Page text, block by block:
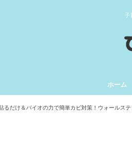
子
ホーム
るだけ＆バイオの力で簡単カビ対策！ウォールス